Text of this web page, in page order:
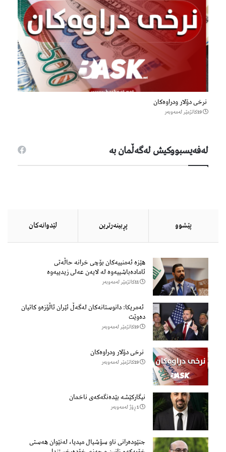
نرخی دۆلار ودراوەکان
19كاتژمێر لەمەوبەر
لەفەیسبووكیش لەگەڵمان بە
پێشوو پڕبینەرترین لێدوانەكان
هێزه‌ ئه‌منییه‌كان بۆچی خرانە حاڵه‌تی
ئاماده‌باشییه‌وه‌ لە لایەن عەلی زیدییەوە
11كاتژمێر لەمەوبەر
ئەمریکا: دانوستانەکان لەگەڵ ئێران ئاڵۆزەو کاتیان
دەوێت
19كاتژمێر لەمەوبەر
نرخی دۆلار ودراوەکان
19كاتژمێر لەمەوبەر
نیگارکێشە بێدەنگەکەی ناخمان
1 ڕۆژ لەمەوبەر
جنێودەرانی ناو سۆشیال میدیا، لەنێوان هەستی